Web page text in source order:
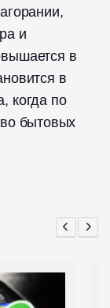
и
в
в
когда по
бытовых